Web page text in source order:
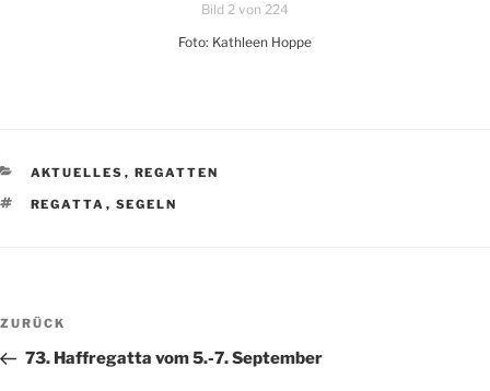
Bild 2 von 224
Foto: Kathleen Hoppe
KATEGORIEN
AKTUELLES , REGATTEN
SCHLAGWÖRTER
REGATTA , SEGELN
Beitragsnavigation
Vorheriger
Beitrag
ZURÜCK
73. Haffregatta vom 5.-7. September